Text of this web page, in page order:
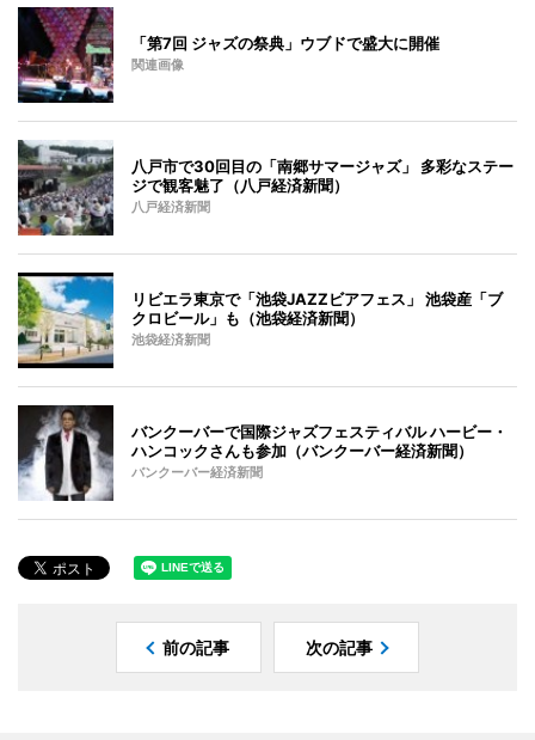
「第7回 ジャズの祭典」ウブドで盛大に開催
関連画像
八戸市で30回目の「南郷サマージャズ」 多彩なステー
ジで観客魅了（八戸経済新聞）
八戸経済新聞
リビエラ東京で「池袋JAZZビアフェス」 池袋産「ブ
クロビール」も（池袋経済新聞）
池袋経済新聞
バンクーバーで国際ジャズフェスティバル ハービー・
ハンコックさんも参加（バンクーバー経済新聞）
バンクーバー経済新聞
前の記事 次の記事